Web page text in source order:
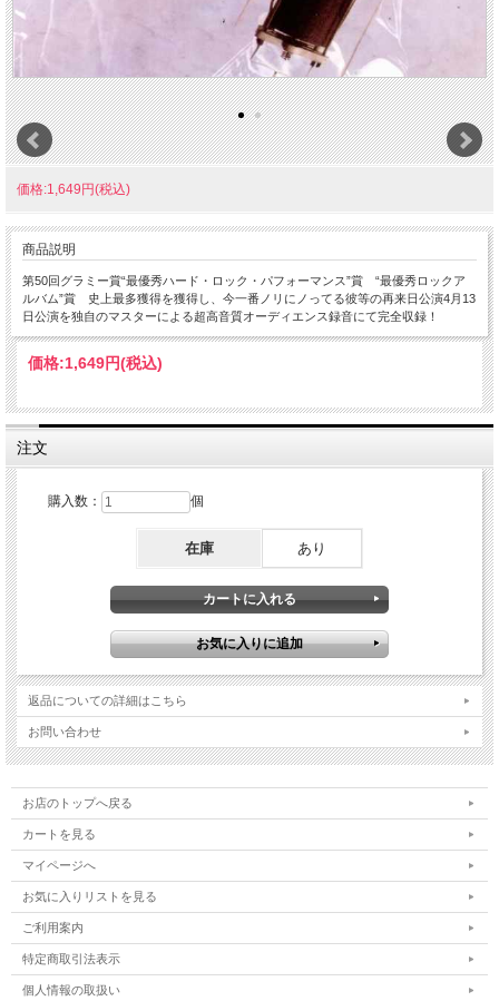
価格:1,649円(税込)
商品説明
第50回グラミー賞“最優秀ハード・ロック・パフォーマンス”賞 “最優秀ロックア
ルバム”賞 史上最多獲得を獲得し、今一番ノリにノってる彼等の再来日公演4月13
日公演を独自のマスターによる超高音質オーディエンス録音にて完全収録！
価格:1,649円(税込)
注文
購入数： 個
在庫 あり
返品についての詳細はこちら
お問い合わせ
お店のトップへ戻る
カートを見る
マイページへ
お気に入りリストを見る
ご利用案内
特定商取引法表示
個人情報の取扱い